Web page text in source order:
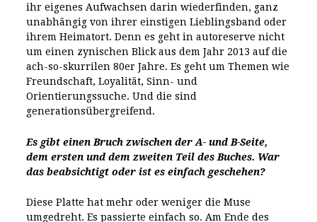
ihr eigenes Aufwachsen darin wiederfinden, ganz
unabhängig von ihrer einstigen Lieblingsband oder
ihrem Heimatort. Denn es geht in autoreserve nicht
um einen zynischen Blick aus dem Jahr 2013 auf die
ach-so-skurrilen 80er Jahre. Es geht um Themen wie
Freundschaft, Loyalität, Sinn- und
Orientierungssuche. Und die sind
generationsübergreifend.
Es gibt einen Bruch zwischen der A- und B-Seite,
dem ersten und dem zweiten Teil des Buches. War
das beabsichtigt oder ist es einfach geschehen?
Diese Platte hat mehr oder weniger die Muse
umgedreht. Es passierte einfach so. Am Ende des